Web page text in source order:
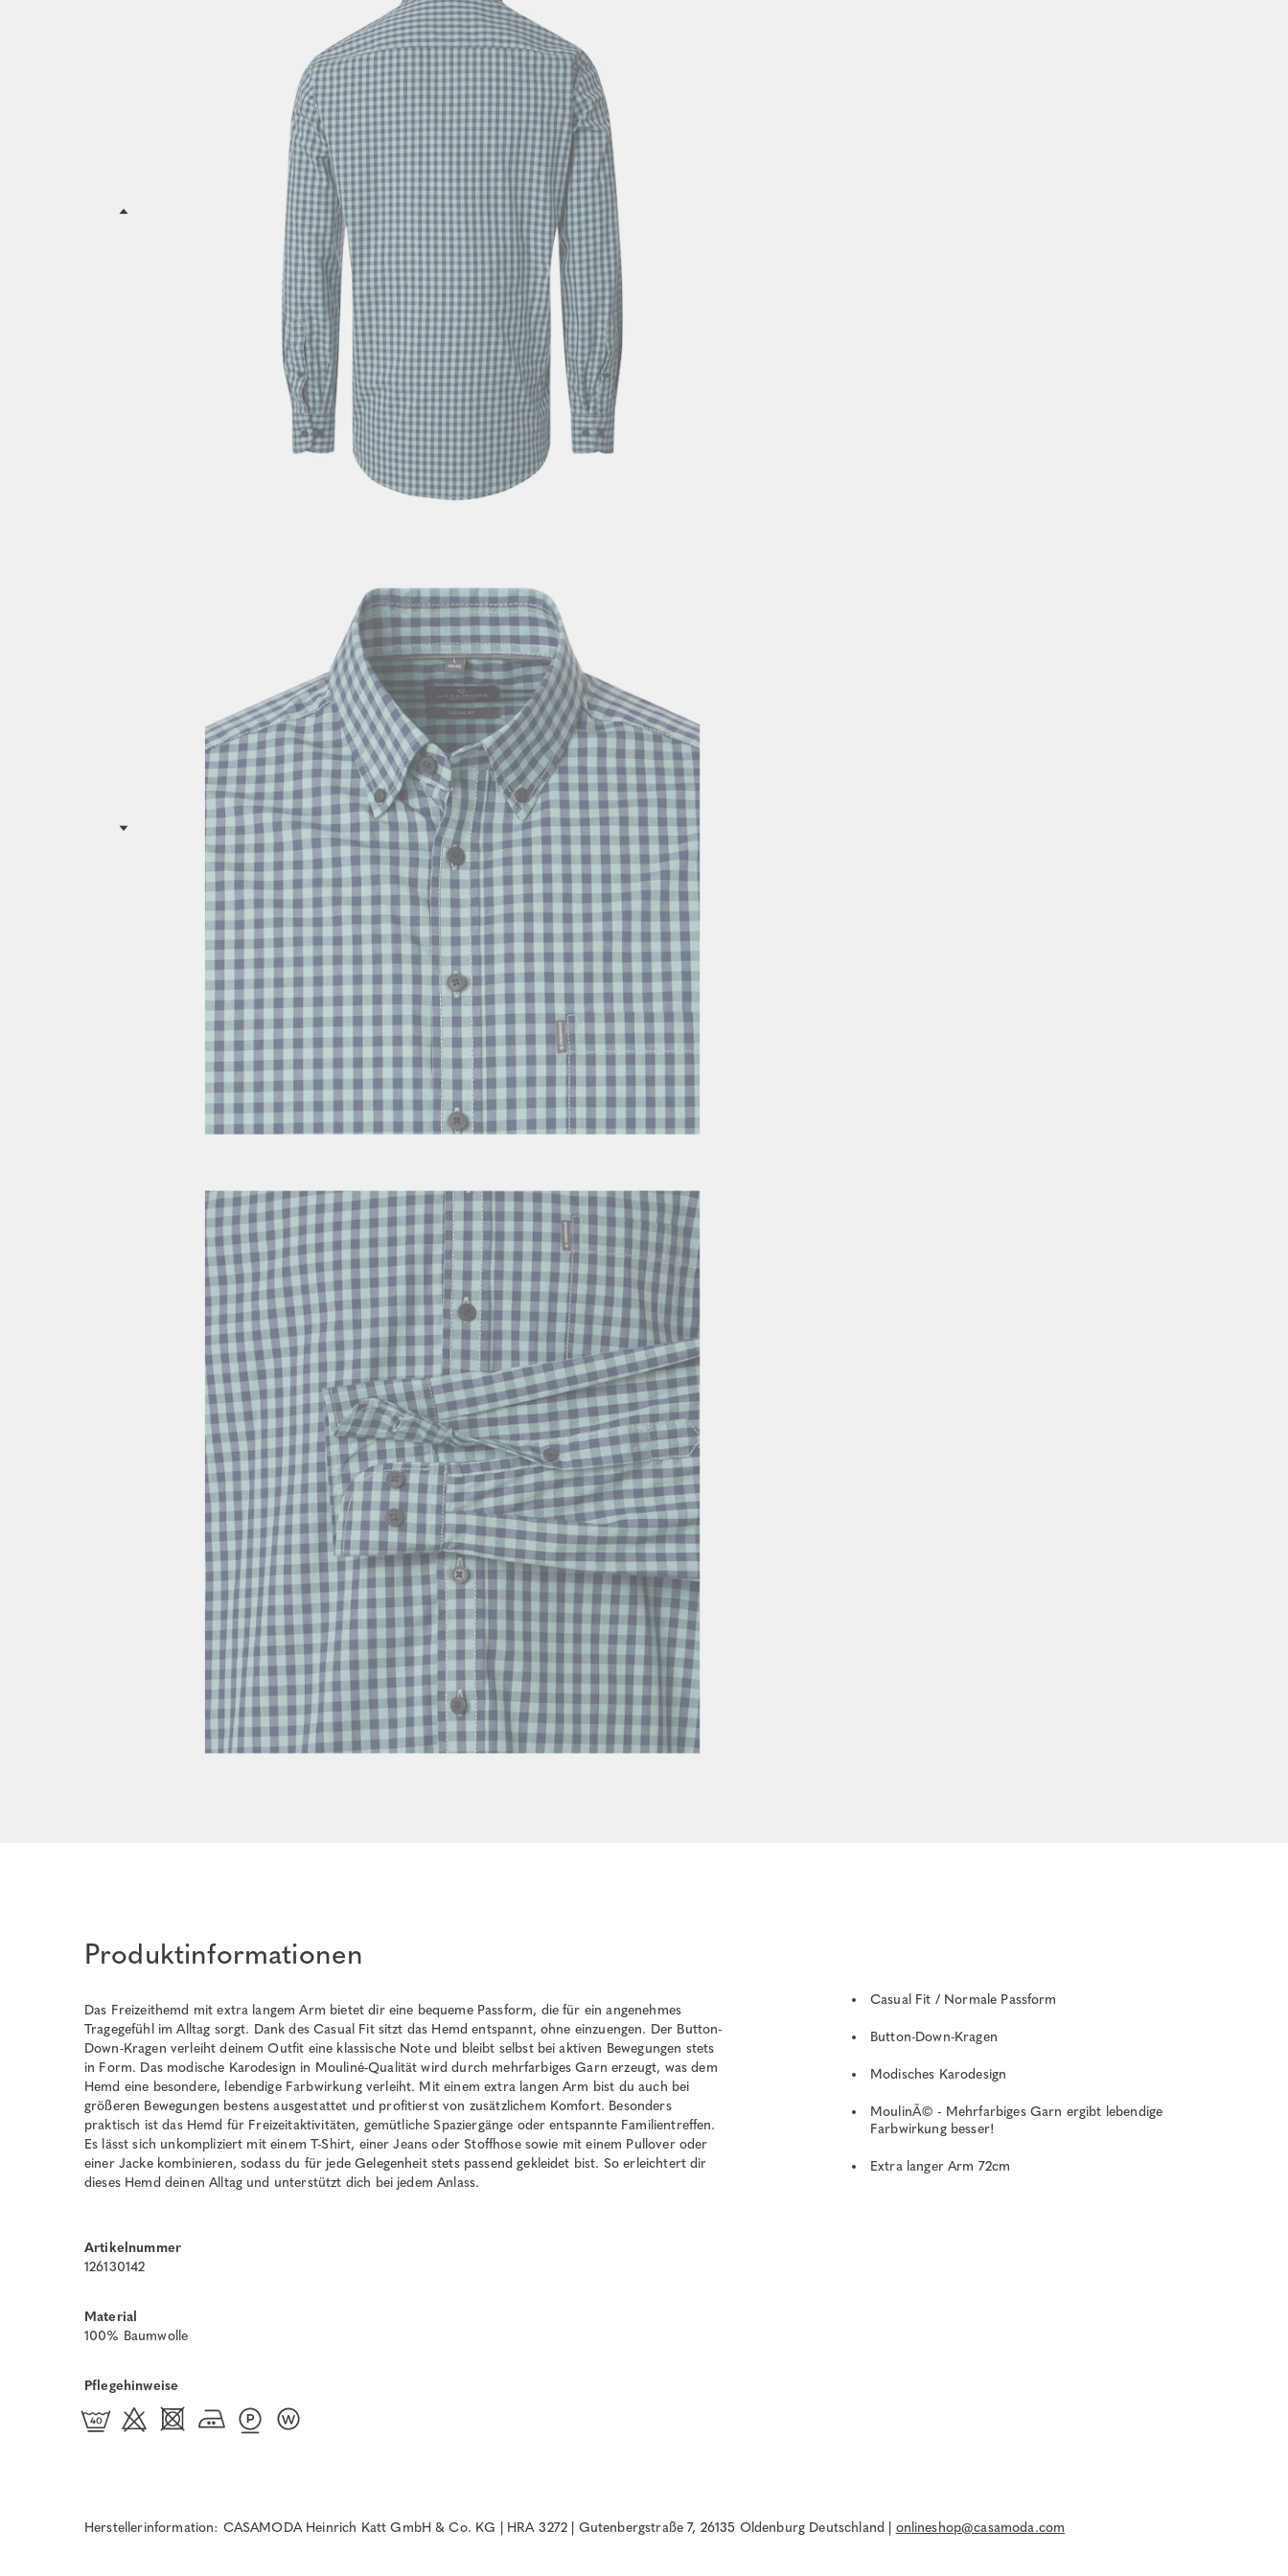
Produktinformationen
Das Freizeithemd mit extra langem Arm bietet dir eine bequeme Passform, die für ein angenehmes
Tragegefühl im Alltag sorgt. Dank des Casual Fit sitzt das Hemd entspannt, ohne einzuengen. Der Button-
Down-Kragen verleiht deinem Outfit eine klassische Note und bleibt selbst bei aktiven Bewegungen stets
in Form. Das modische Karodesign in Mouliné-Qualität wird durch mehrfarbiges Garn erzeugt, was dem
Hemd eine besondere, lebendige Farbwirkung verleiht. Mit einem extra langen Arm bist du auch bei
größeren Bewegungen bestens ausgestattet und profitierst von zusätzlichem Komfort. Besonders
praktisch ist das Hemd für Freizeitaktivitäten, gemütliche Spaziergänge oder entspannte Familientreffen.
Es lässt sich unkompliziert mit einem T-Shirt, einer Jeans oder Stoffhose sowie mit einem Pullover oder
einer Jacke kombinieren, sodass du für jede Gelegenheit stets passend gekleidet bist. So erleichtert dir
dieses Hemd deinen Alltag und unterstützt dich bei jedem Anlass.
Artikelnummer
126130142
Material
100% Baumwolle
Pflegehinweise
Casual Fit / Normale Passform
Button-Down-Kragen
Modisches Karodesign
MoulinÃ© - Mehrfarbiges Garn ergibt lebendige
Farbwirkung besser!
Extra langer Arm 72cm
Herstellerinformation: CASAMODA Heinrich Katt GmbH & Co. KG | HRA 3272 | Gutenbergstraße 7, 26135 Oldenburg Deutschland | onlineshop@casamoda.com